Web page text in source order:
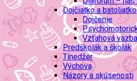
Dojčiatko a batoliatko
Dojčenie
Vzťahová väzba
Predškolák a školák
Tínedžer
Výchova
Názory a skúsenosti